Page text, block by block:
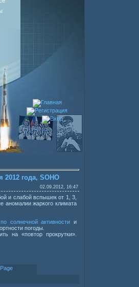
года, SOHO
02.09.2012, 16:47
и слабой вспышек от 1, 3,
аномалии жаркого климата
солнечной активности и
погоды.
на «повтор прокрутки».